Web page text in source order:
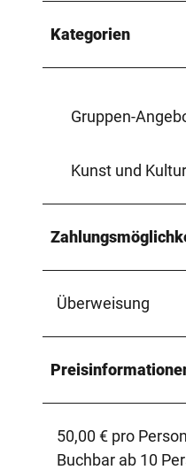
Kategorien
Gruppen-
Kunst und Kultur
Überweisung
50,00 € pro Person
Buchbar ab 10